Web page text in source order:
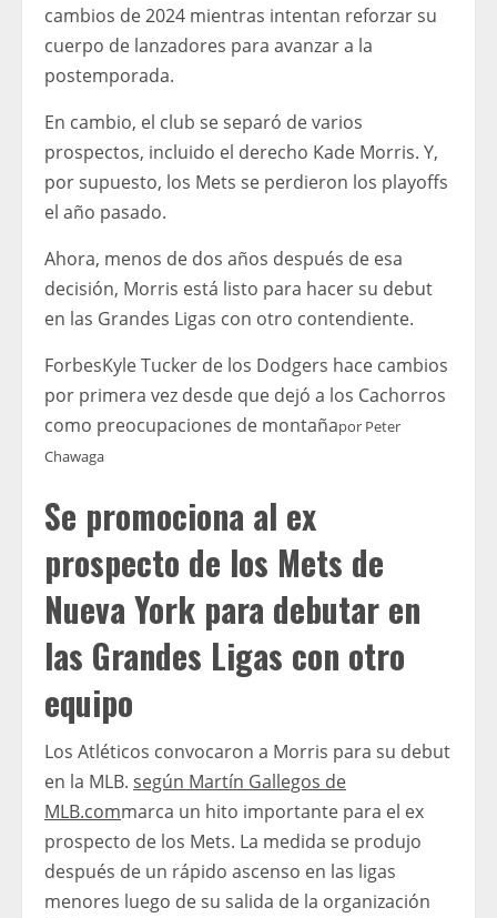
cambios de 2024 mientras intentan reforzar su
cuerpo de lanzadores para avanzar a la
postemporada.
En cambio, el club se separó de varios
prospectos, incluido el derecho Kade Morris. Y,
por supuesto, los Mets se perdieron los playoffs
el año pasado.
Ahora, menos de dos años después de esa
decisión, Morris está listo para hacer su debut
en las Grandes Ligas con otro contendiente.
ForbesKyle Tucker de los Dodgers hace cambios
por primera vez desde que dejó a los Cachorros
como preocupaciones de montañapor Peter
Chawaga
Se promociona al ex
prospecto de los Mets de
Nueva York para debutar en
las Grandes Ligas con otro
equipo
Los Atléticos convocaron a Morris para su debut
en la MLB. según Martín Gallegos de
MLB.commarca un hito importante para el ex
prospecto de los Mets. La medida se produjo
después de un rápido ascenso en las ligas
menores luego de su salida de la organización